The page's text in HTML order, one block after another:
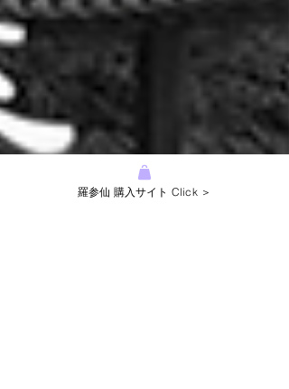
羅参仙 購入サイト Click ＞